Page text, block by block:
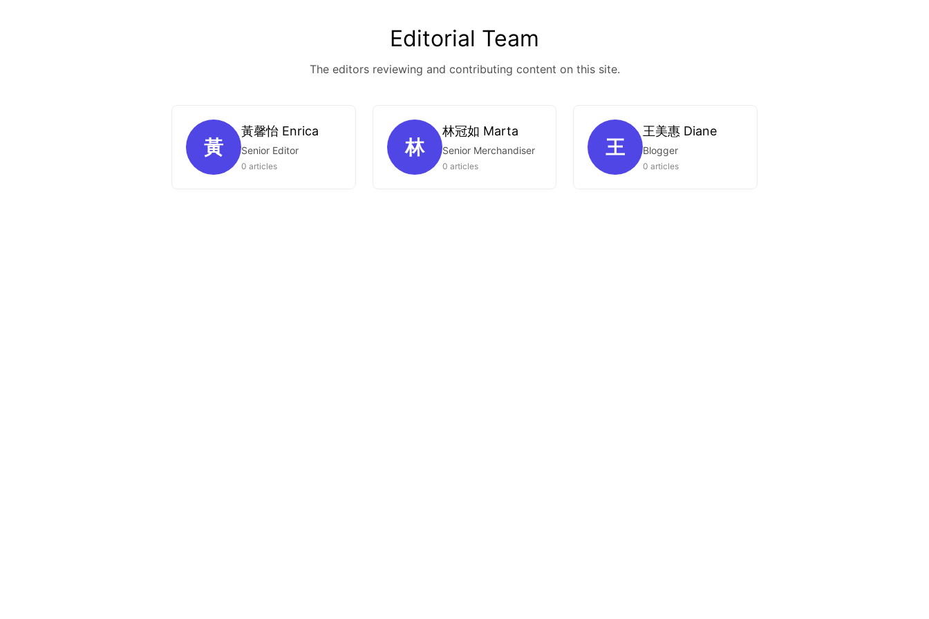
Editorial Team
The editors reviewing and contributing content on this site.
黃
黃馨怡 Enrica
Senior Editor
0 articles
林
林冠如 Marta
Senior Merchandiser
0 articles
王
王美惠 Diane
Blogger
0 articles